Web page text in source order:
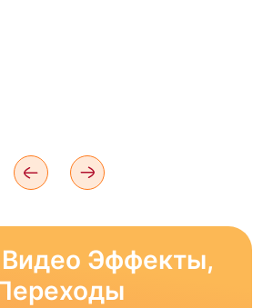
Видео Эффекты,